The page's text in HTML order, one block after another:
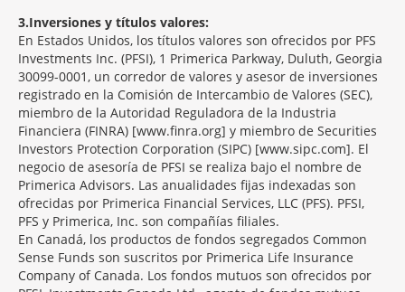
3 Inversiones y títulos valores:
En Estados Unidos, los títulos valores son ofrecidos por PFS
Investments Inc. (PFSI), 1 Primerica Parkway, Duluth, Georgia
30099-0001, un corredor de valores y asesor de inversiones
registrado en la Comisión de Intercambio de Valores (SEC),
miembro de la Autoridad Reguladora de la Industria
Financiera (FINRA) [www.finra.org] y miembro de Securities
Investors Protection Corporation (SIPC) [www.sipc.com]. El
negocio de asesoría de PFSI se realiza bajo el nombre de
Primerica Advisors. Las anualidades fijas indexadas son
ofrecidas por Primerica Financial Services, LLC (PFS). PFSI,
PFS y Primerica, Inc. son compañías filiales.
En Canadá, los productos de fondos segregados Common
Sense Funds son suscritos por Primerica Life Insurance
Company of Canada. Los fondos mutuos son ofrecidos por